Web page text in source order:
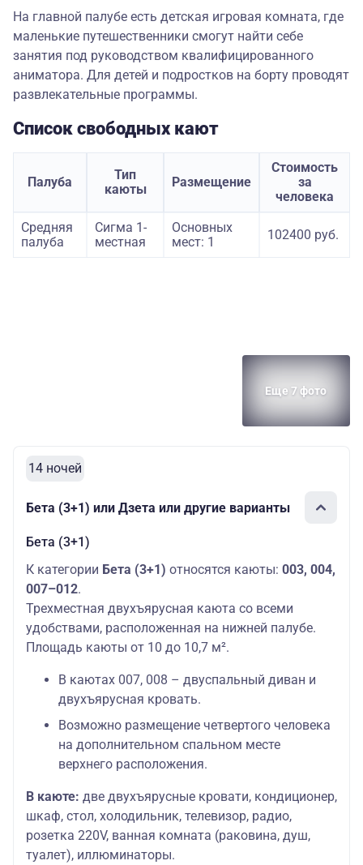
На главной палубе есть детская игровая комната, где
маленькие путешественники смогут найти себе
занятия под руководством квалифицированного
аниматора. Для детей и подростков на борту проводят
развлекательные программы.
Список свободных кают
Палуба
Тип
каюты
Размещение
Стоимость
за
человека
Средняя
палуба
Сигма 1-
местная
Основных
мест: 1
102400 руб.
Еще 7 фото
14 ночей
Бета (3+1) или Дзета или другие варианты
Бета (3+1)
К категории Бета (3+1) относятся каюты: 003, 004,
007–012.
Трехместная двухъярусная каюта со всеми
удобствами, расположенная на нижней палубе.
Площадь каюты от 10 до 10,7 м².
В каютах 007, 008 – двуспальный диван и
двухъярусная кровать.
Возможно размещение четвертого человека
на дополнительном спальном месте
верхнего расположения.
В каюте: две двухъярусные кровати, кондиционер,
шкаф, стол, холодильник, телевизор, радио,
розетка 220V, ванная комната (раковина, душ,
туалет), иллюминаторы.